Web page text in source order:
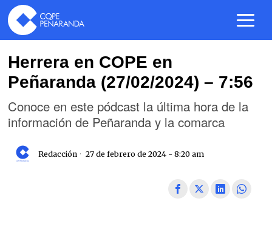
Herrera en COPE en
Peñaranda (27/02/2024) – 7:56
Conoce en este pódcast la última hora de la
información de Peñaranda y la comarca
Redacción 27 de febrero de 2024 - 8:20 am